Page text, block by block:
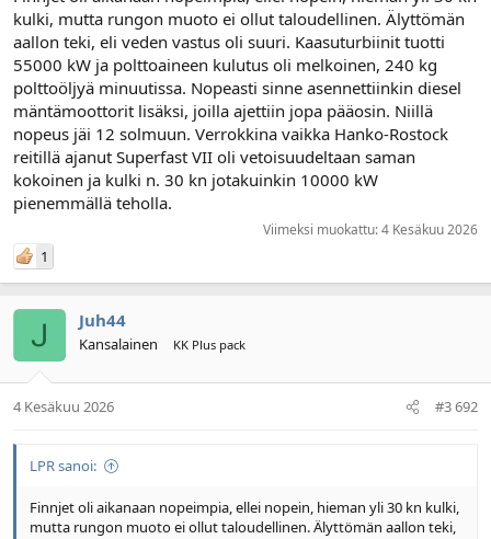
kulki, mutta rungon muoto ei ollut taloudellinen. Älyttömän
aallon teki, eli veden vastus oli suuri. Kaasuturbiinit tuotti
55000 kW ja polttoaineen kulutus oli melkoinen, 240 kg
polttoöljyä minuutissa. Nopeasti sinne asennettiinkin diesel
mäntämoottorit lisäksi, joilla ajettiin jopa pääosin. Niillä
nopeus jäi 12 solmuun. Verrokkina vaikka Hanko-Rostock
reitillä ajanut Superfast VII oli vetoisuudeltaan saman
kokoinen ja kulki n. 30 kn jotakuinkin 10000 kW
pienemmällä teholla.
Viimeksi muokattu:4 Kesäkuu 2026
1
Juh44
Kansalainen KK Plus pack
4 Kesäkuu 2026 #3 692
LPR sanoi:
Finnjet oli aikanaan nopeimpia, ellei nopein, hieman yli 30 kn kulki,
mutta rungon muoto ei ollut taloudellinen. Älyttömän aallon teki,